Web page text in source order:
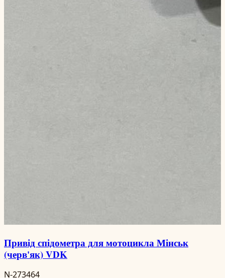
Привід спідометра для мотоцикла Мінськ
(черв'як) VDK
N-273464